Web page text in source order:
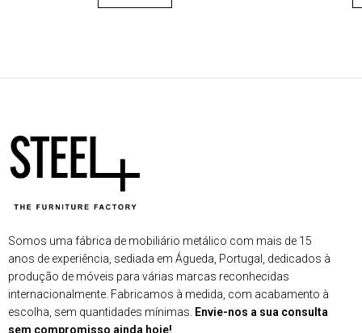
Somos uma fábrica de mobiliário metálico com mais de 15
anos de experiência, sediada em Águeda, Portugal, dedicados à
produção de móveis para várias marcas reconhecidas
internacionalmente. Fabricamos à medida, com acabamento à
escolha, sem quantidades mínimas. Envie-nos a sua consulta
sem compromisso ainda hoje!